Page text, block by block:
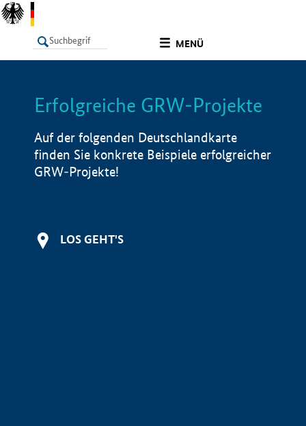
MENÜ
LISTE Info
Erfolgreiche GRW-Projekte
Auf der folgenden Deutschlandkarte
finden Sie konkrete Beispiele erfolgreicher
GRW-Projekte!
LOS GEHT'S